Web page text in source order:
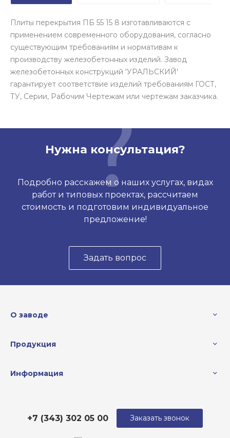
Плиты перекрытия ПБ 55 15 8 изготавливаются с
применением современного оборудования, согласно
существующим требованиям и нормативам к
производству железобетонных изделий. Завод
железобетонных конструкций 'УРАЛЬСКИЙ'
гарантирует соответствие изделий требованиям ГОСТ,
ТУ, Серии, Рабочим Чертежам или чертежам заказчика.
Нужна консультация?
Подробно расскажем о наших услугах, видах
работ и типовых проектах, рассчитаем
стоимость и подготовим индивидуальное
предложение!
Задать вопрос
О заводе
Продукция
Информация
+7 (343) 302 05 00 Заказать звонок